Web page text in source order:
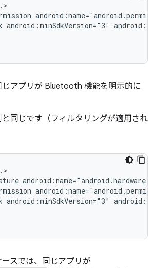
android:minSdkVersion="3"
アプリが Bluetooth 機能を明示的に
同じです（フィルタリングが適用され
android:minSdkVersion="3"
スでは、同じアプリが